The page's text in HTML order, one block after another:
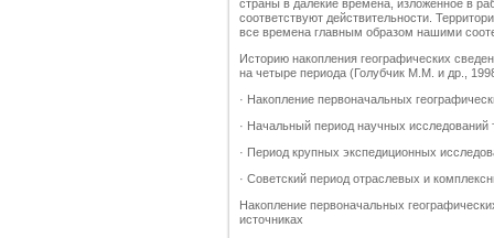
страны в далекие времена, изложенное в
соответствуют действительности.
все времена главным образом нашими
Историю накопления географических
на четыре периода (Голубчик М.М. и др.,
· Накопление первоначальных
· Начальный период научных исследований
· Период крупных экспедиционных
· Советский период отраслевых и
Накопление первоначальных
источниках